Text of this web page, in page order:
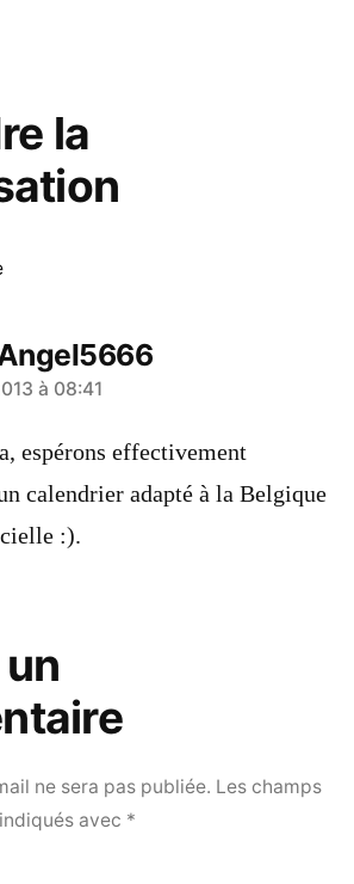
la
à 08:41
espérons effectivement
calendrier adapté à la Belgique
:).
ne sera pas publiée. Les champs
avec *